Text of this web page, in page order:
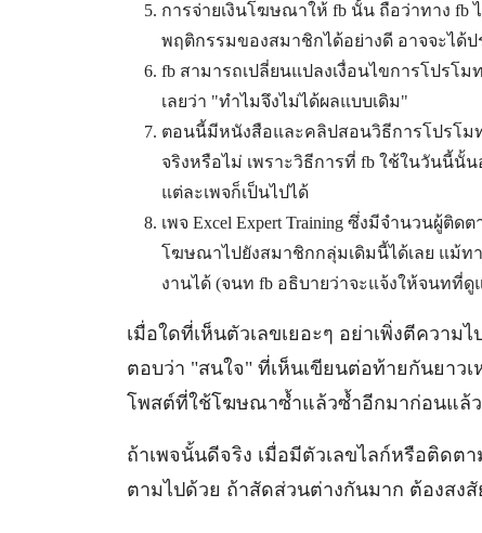
การจ่ายเงินโฆษณาให้ fb นั้น ถือว่าทาง fb
พฤติกรรมของสมาชิกได้อย่างดี อาจจะได้
fb สามารถเปลี่ยนแปลงเงื่อนไขการโปรโ
เลยว่า "ทำไมจึงไม่ได้ผลแบบเดิม"
ตอนนี้มีหนังสือและคลิปสอนวิธีการโปรโม
จริงหรือไม่ เพราะวิธีการที่ fb ใช้ในวันนี้นั้
แต่ละเพจก็เป็นไปได้
เพจ Excel Expert Training ซึ่งมีจำนวนผู้ติ
โฆษณาไปยังสมาชิกกลุ่มเดิมนี้ได้เลย แม้ท
งานได้ (จนท fb อธิบายว่าจะแจ้งให้จนทที่
เมื่อใดที่เห็นตัวเลขเยอะๆ อย่าเพิ่งตีควา
ตอบว่า "สนใจ" ที่เห็นเขียนต่อท้ายกันยาว
โพสต์ที่ใช้โฆษณาซ้ำแล้วซ้ำอีกมาก่อนแล้ว
ถ้าเพจนั้นดีจริง เมื่อมีตัวเลขไลก์หรือติดต
ตามไปด้วย ถ้าสัดส่วนต่างกันมาก ต้องสง